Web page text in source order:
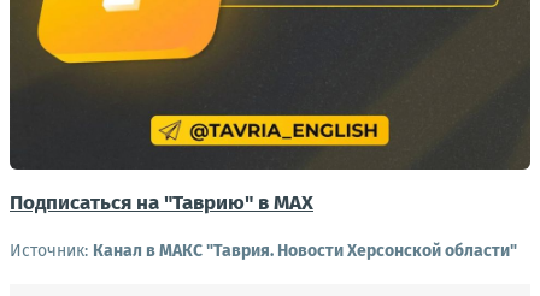
Подписаться на "Таврию" в MAX
Источник: Канал в МАКС "Таврия. Новости Херсонской области"